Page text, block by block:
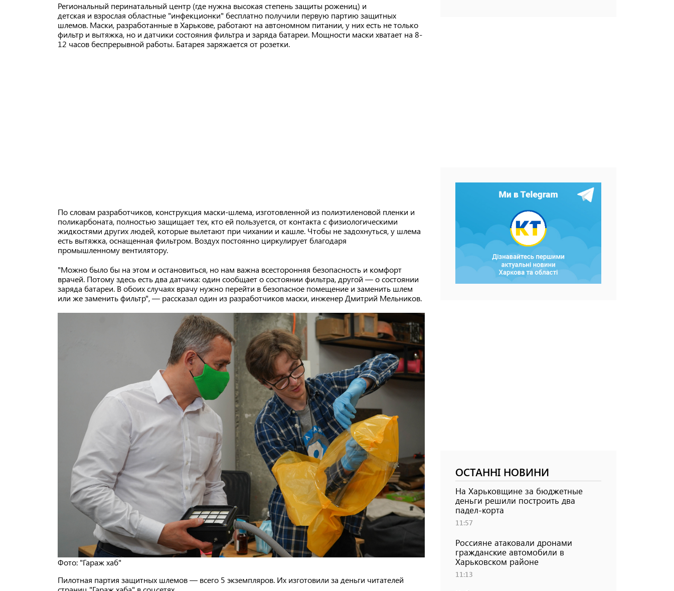
Региональный перинатальный центр (где нужна высокая степень защиты рожениц) и
детская и взрослая областные "инфекционки" бесплатно получили первую партию защитных
шлемов. Маски, разработанные в Харькове, работают на автономном питании, у них есть не только
фильтр и вытяжка, но и датчики состояния фильтра и заряда батареи. Мощности маски хватает на 8-
12 часов беспрерывной работы. Батарея заряжается от розетки.
По словам разработчиков, конструкция маски-шлема, изготовленной из полиэтиленовой пленки и
поликарбоната, полностью защищает тех, кто ей пользуется, от контакта с физиологическими
жидкостями других людей, которые вылетают при чихании и кашле. Чтобы не задохнуться, у шлема
есть вытяжка, оснащенная фильтром. Воздух постоянно циркулирует благодаря
промышленному вентилятору.
"Можно было бы на этом и остановиться, но нам важна всесторонняя безопасность и комфорт
врачей. Потому здесь есть два датчика: один сообщает о состоянии фильтра, другой — о состоянии
заряда батареи. В обоих случаях врачу нужно перейти в безопасное помещение и заменить шлем
или же заменить фильтр", — рассказал один из разработчиков маски, инженер Дмитрий Мельников.
Фото: "Гараж хаб"
Пилотная партия защитных шлемов — всего 5 экземпляров. Их изготовили за деньги читателей
ОСТАННІ НОВИНИ
На Харьковщине за бюджетные
деньги решили построить два
падел-корта
11:57
Россияне атаковали дронами
гражданские автомобили в
Харьковском районе
11:13